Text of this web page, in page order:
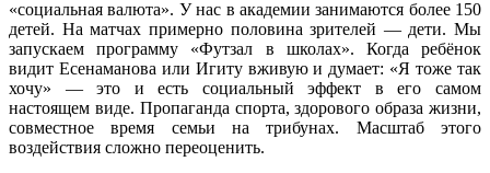
«социальная валюта». У нас в академии занимаются более 150
детей. На матчах примерно половина зрителей — дети. Мы
запускаем программу «Футзал в школах». Когда ребёнок
видит Есенаманова или Игиту вживую и думает: «Я тоже так
хочу» — это и есть социальный эффект в его самом
настоящем виде. Пропаганда спорта, здорового образа жизни,
совместное время семьи на трибунах. Масштаб этого
воздействия сложно переоценить.